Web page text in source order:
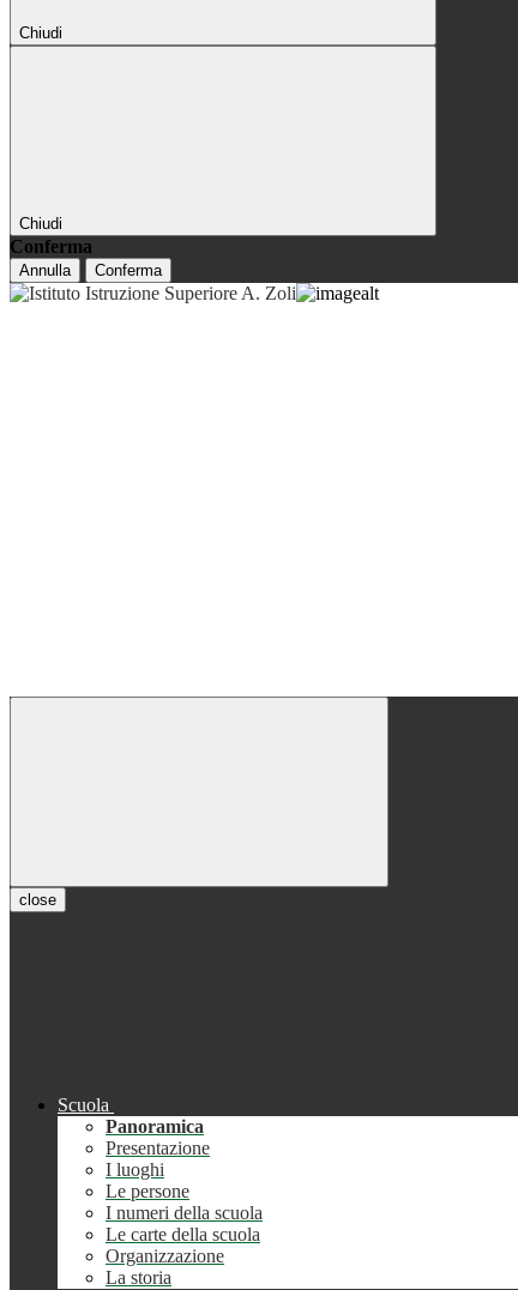
Chiudi
Chiudi
Conferma
Annulla Conferma
close
Scuola
Panoramica
Presentazione
I luoghi
Le persone
I numeri della scuola
Le carte della scuola
Organizzazione
La storia